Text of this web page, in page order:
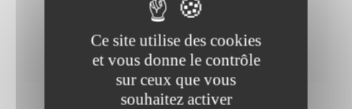
Contacter l'office de tourisme
Ce site utilise des cookies
et vous donne le contrôle
sur ceux que vous
souhaitez activer